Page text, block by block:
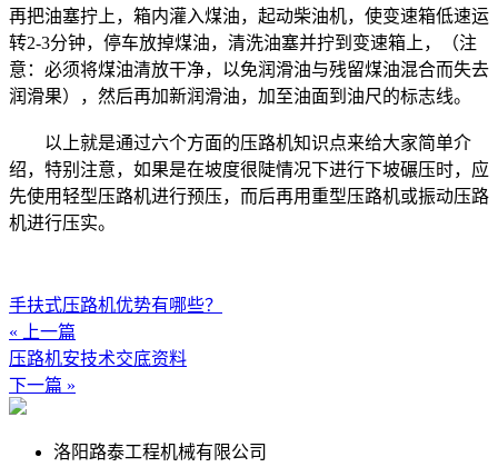
再把油塞拧上，箱内灌入煤油，起动柴油机，使变速箱低速运
转2-3分钟，停车放掉煤油，清洗油塞并拧到变速箱上，（注
意：必须将煤油清放干净，以免润滑油与残留煤油混合而失去
润滑果），然后再加新润滑油，加至油面到油尺的标志线。
以上就是通过六个方面的压路机知识点来给大家简单介
绍，特别注意，如果是在坡度很陡情况下进行下坡碾压时，应
先使用轻型压路机进行预压，而后再用重型压路机或振动压路
机进行压实。
手扶式压路机优势有哪些？
« 上一篇
压路机安技术交底资料
下一篇 »
洛阳路泰工程机械有限公司